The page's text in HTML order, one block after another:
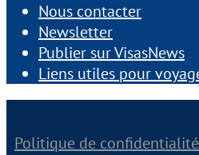
Nous contacter
Newsletter
Publier sur VisasNews
Liens utiles pour
Politique de confidentialité